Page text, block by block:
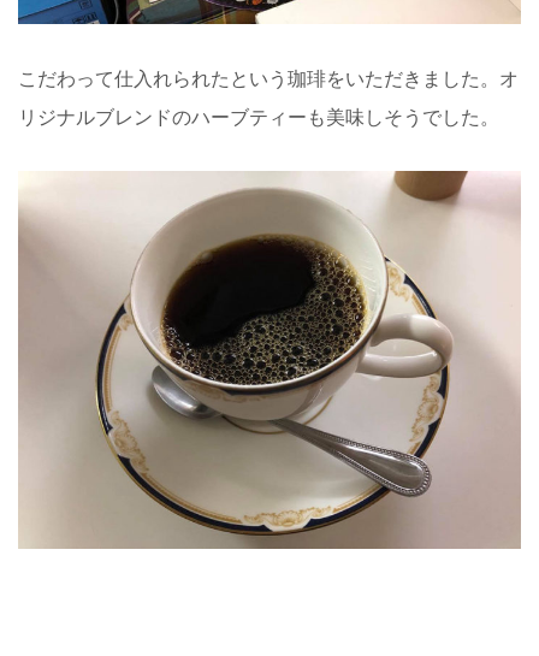
こだわって仕入れられたという珈琲をいただきました。オ
リジナルブレンドのハーブティーも美味しそうでした。